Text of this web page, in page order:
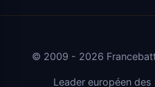
© 2009 - 2026
Leader européen